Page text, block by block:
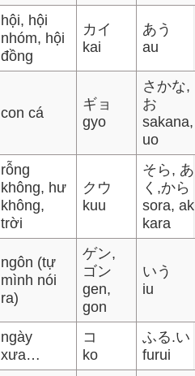
hội, hội
nhóm, hội
đồng
カイ
kai
あう
au
con cá
ギョ
gyo
さかな,
お
sakana,
uo
rỗng
không, hư
không,
trời
クウ
kuu
そら, あ
く,から
sora,
kara
ngôn (tự
mình nói
ra)
ゲン,
ゴン
gen,
gon
いう
iu
ngày
xưa…
コ
ko
ふる.い
furui